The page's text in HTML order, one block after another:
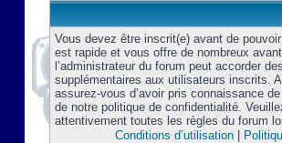
Vous devez être inscrit(e) avant de
est rapide et vous offre de nombreux
l’administrateur du forum peut accorder
supplémentaires aux utilisateurs inscrits.
assurez-vous d’avoir pris connaissance
de notre politique de confidentialité.
attentivement toutes les règles du forum
Conditions d’utilisation|